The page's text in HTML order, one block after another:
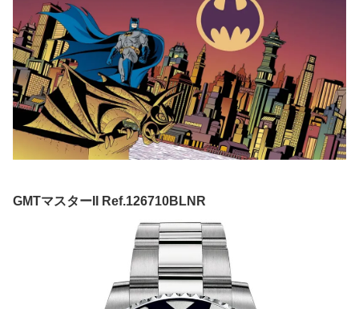
GMTマスターII Ref.126710BLNR